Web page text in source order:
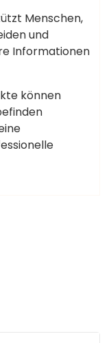
Menschen,
und
Informationen
können